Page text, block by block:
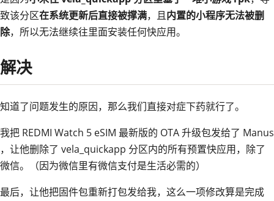
致该分区在系统更新后直接被撑满，且内置的小程序无法被删
除，所以无法继续往里面安装任何快应用。
解决
知道了问题发生的原因，那么我们直接对症下药就行了。
我把 REDMI Watch 5 eSIM 最新版的 OTA 升级包发给了 Manus
，让他删除了 vela_quickapp 分区内的所有预置快应用，除了
微信。（因为微信里有微信支付是生活必需的）
最后，让他把固件包重新打包发给我，这么一项修改算是完成